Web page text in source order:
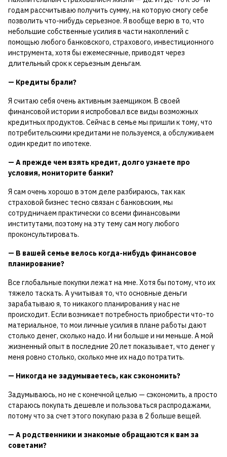
годам рассчитываю получить сумму, на которую смогу себе
позволить что-нибудь серьезное. Я вообще верю в то, что
небольшие собственные усилия в части накоплений с
помощью любого банковского, страхового, инвестиционного
инструмента, хотя бы ежемесячные, приводят через
длительный срок к серьезным деньгам.
— Кредиты брали?
Я считаю себя очень активным заемщиком. В своей
финансовой истории я испробовал все виды возможных
кредитных продуктов. Сейчас в семье мы пришли к тому, что
потребительскими кредитами не пользуемся, а обслуживаем
один кредит по ипотеке.
— А прежде чем взять кредит, долго узнаете про
условия, мониторите банки?
Я сам очень хорошо в этом деле разбираюсь, так как
страховой бизнес тесно связан с банковским, мы
сотрудничаем практически со всеми финансовыми
институтами, поэтому на эту тему сам могу любого
проконсультировать.
— В вашей семье велось когда-нибудь финансовое
планирование?
Все глобальные покупки лежат на мне. Хотя бы потому, что их
тяжело таскать. А учитывая то, что основные деньги
зарабатываю я, то никакого планирования у нас не
происходит. Если возникает потребность приобрести что-то
материальное, то мои личные усилия в плане работы дают
столько денег, сколько надо. И ни больше и ни меньше. А мой
жизненный опыт в последние 20 лет показывает, что денег у
меня ровно столько, сколько мне их надо потратить.
— Никогда не задумываетесь, как сэкономить?
Задумываюсь, но не с конечной целью — сэкономить, а просто
стараюсь покупать дешевле и пользоваться распродажами,
потому что за счет этого покупаю раза в 2 больше вещей.
— А родственники и знакомые обращаются к вам за
советами?